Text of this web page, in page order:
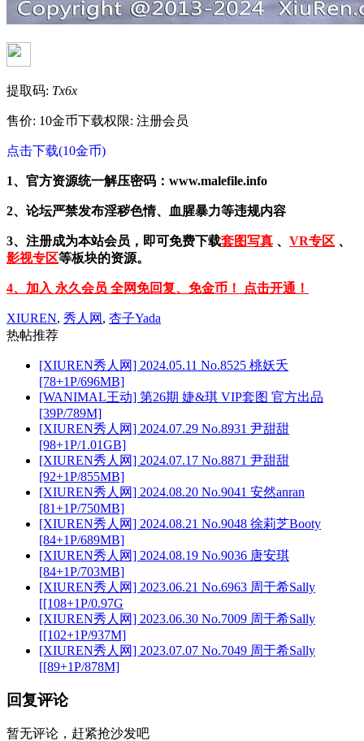
提取码: Tx6x
售价: 10金币下载权限: 注册会员
点击下载(10金币)
1、官方资源统一解压密码：www.malefile.info
2、论坛严禁发布淫秽色情、血腥暴力等违规内容
3、注册成为本站会员，即可免费下载套图写真 、 VR专区 、
影视专区等板块的资源。
4、加入 永久会员 全网免回复、免金币！ 点击开通！
XIUREN, 秀人网 , 杏子Yada
热帖推荐
[XIUREN秀人网] 2024.05.11 No.8525 桃妖夭
[78+1P/696MB]
[WANIMAL王动] 第26期 婕&琪 VIP套图 官方出品
[39P/789M]
[XIUREN秀人网] 2024.07.29 No.8931 尹甜甜
[98+1P/1.01GB]
[XIUREN秀人网] 2024.07.17 No.8871 尹甜甜
[92+1P/855MB]
[XIUREN秀人网] 2024.08.20 No.9041 安然anran
[81+1P/750MB]
[XIUREN秀人网] 2024.08.21 No.9048 徐莉芝Booty
[84+1P/689MB]
[XIUREN秀人网] 2024.08.19 No.9036 唐安琪
[84+1P/703MB]
[XIUREN秀人网] 2023.06.21 No.6963 周于希Sally
[[108+1P/0.97G
[XIUREN秀人网] 2023.06.30 No.7009 周于希Sally
[[102+1P/937M]
[XIUREN秀人网] 2023.07.07 No.7049 周于希Sally
[[89+1P/878M]
回复评论
暂无评论，赶紧抢沙发吧